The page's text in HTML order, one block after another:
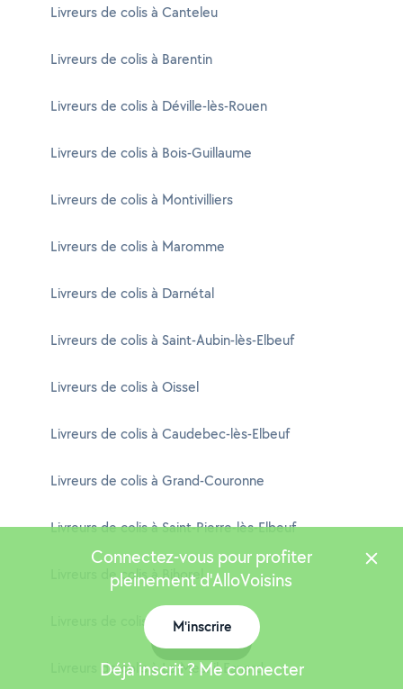
Livreurs de colis à Canteleu
Livreurs de colis à Barentin
Livreurs de colis à Déville-lès-Rouen
Livreurs de colis à Bois-Guillaume
Livreurs de colis à Montivilliers
Livreurs de colis à Maromme
Livreurs de colis à Darnétal
Livreurs de colis à Saint-Aubin-lès-Elbeuf
Livreurs de colis à Oissel
Livreurs de colis à Caudebec-lès-Elbeuf
Livreurs de colis à Grand-Couronne
Livreurs de colis à Saint-Pierre-lès-Elbeuf
Livreurs de colis à Bihorel
Livreurs de colis à Petit-Couronne
Livreurs de colis à Le Mesnil-Esnard
Connectez-vous pour profiter
pleinement d'AlloVoisins
M'inscrire
Déjà inscrit ? Me connecter